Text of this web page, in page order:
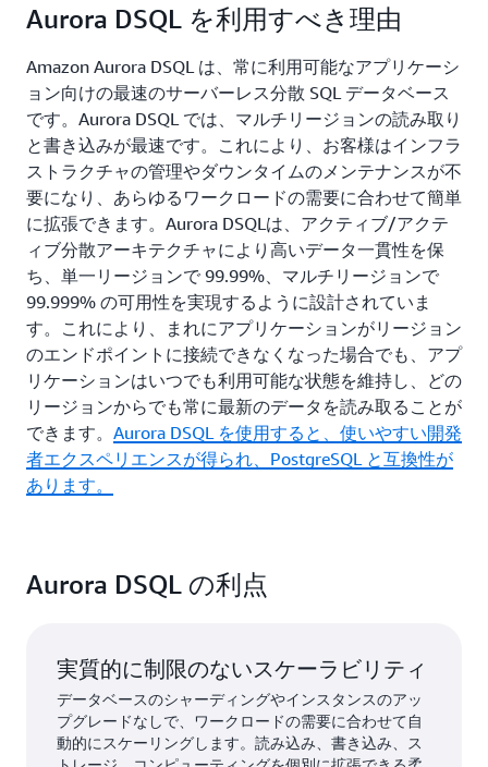
Aurora DSQL を利用すべき理由
Amazon Aurora DSQL は、常に利用可能なアプリケーシ
ョン向けの最速のサーバーレス分散 SQL データベース
です。Aurora DSQL では、マルチリージョンの読み取り
と書き込みが最速です。これにより、お客様はインフラ
ストラクチャの管理やダウンタイムのメンテナンスが不
要になり、あらゆるワークロードの需要に合わせて簡単
に拡張できます。Aurora DSQLは、アクティブ/アクテ
ィブ分散アーキテクチャにより高いデータ一貫性を保
ち、単一リージョンで 99.99%、マルチリージョンで
99.999% の可用性を実現するように設計されていま
す。これにより、まれにアプリケーションがリージョン
のエンドポイントに接続できなくなった場合でも、アプ
リケーションはいつでも利用可能な状態を維持し、どの
リージョンからでも常に最新のデータを読み取ることが
できます。 Aurora DSQL を使用すると、使いやすい開発
者エクスペリエンスが得られ、PostgreSQL と互換性が
あります。
Aurora DSQL の利点
実質的に制限のないスケーラビリティ
データベースのシャーディングやインスタンスのアッ
プグレードなしで、ワークロードの需要に合わせて自
動的にスケーリングします。読み込み、書き込み、ス